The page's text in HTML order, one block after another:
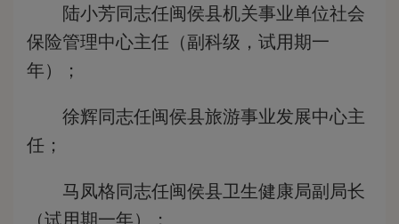
陆小芳同志任闽侯县机关事业单位社会
保险管理中心主任（副科级，试用期一
年）；
徐辉同志任闽侯县旅游事业发展中心主
任；
马凤格同志任闽侯县卫生健康局副局长
（试用期一年）；